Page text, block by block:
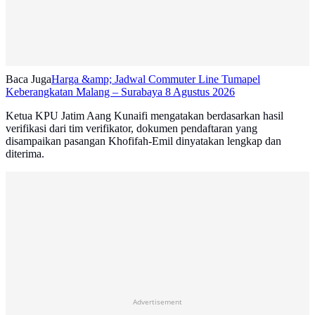
Baca JugaHarga &amp; Jadwal Commuter Line Tumapel
Keberangkatan Malang – Surabaya 8 Agustus 2026
Ketua KPU Jatim Aang Kunaifi mengatakan berdasarkan hasil
verifikasi dari tim verifikator, dokumen pendaftaran yang
disampaikan pasangan Khofifah-Emil dinyatakan lengkap dan
diterima.
Advertisement